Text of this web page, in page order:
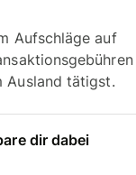
Aufschläge auf
Ausland tätigst.
dir dabei